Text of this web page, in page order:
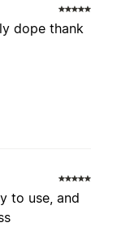
dope thank
to use, and